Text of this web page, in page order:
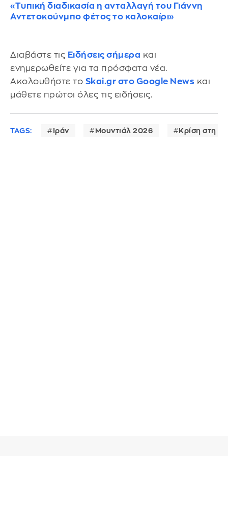
«Τυπική διαδικασία η ανταλλαγή του Γιάννη
Αντετοκούνμπο φέτος το καλοκαίρι»
Διαβάστε τις Ειδήσεις σήμερα και
ενημερωθείτε για τα πρόσφατα νέα.
Ακολουθήστε το Skai.gr στο Google News και
μάθετε πρώτοι όλες τις ειδήσεις.
TAGS: Ιράν Μουντιάλ 2026 Κρίση στη